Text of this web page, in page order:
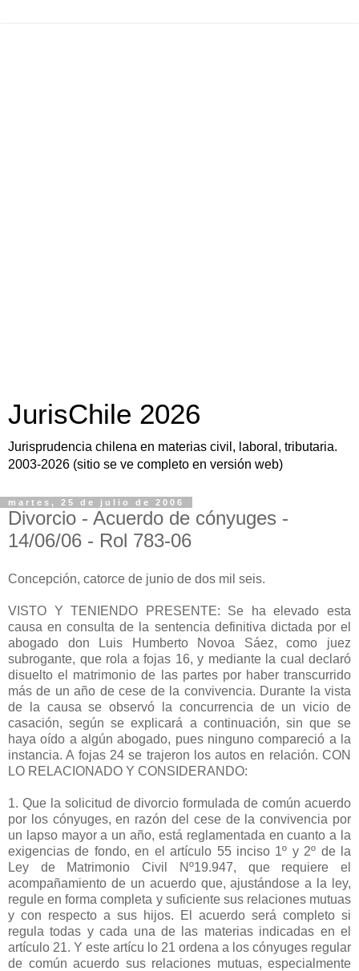
JurisChile 2026
Jurisprudencia chilena en materias civil, laboral, tributaria.
2003-2026 (sitio se ve completo en versión web)
martes, 25 de julio de 2006
Divorcio - Acuerdo de cónyuges -
14/06/06 - Rol 783-06
Concepción, catorce de junio de dos mil seis.
VISTO Y TENIENDO PRESENTE: Se ha elevado esta
causa en consulta de la sentencia definitiva dictada por el
abogado don Luis Humberto Novoa Sáez, como juez
subrogante, que rola a fojas 16, y mediante la cual declaró
disuelto el matrimonio de las partes por haber transcurrido
más de un año de cese de la convivencia. Durante la vista
de la causa se observó la concurrencia de un vicio de
casación, según se explicará a continuación, sin que se
haya oído a algún abogado, pues ninguno compareció a la
instancia. A fojas 24 se trajeron los autos en relación. CON
LO RELACIONADO Y CONSIDERANDO:
1. Que la solicitud de divorcio formulada de común acuerdo
por los cónyuges, en razón del cese de la convivencia por
un lapso mayor a un año, está reglamentada en cuanto a la
exigencias de fondo, en el artículo 55 inciso 1º y 2º de la
Ley de Matrimonio Civil Nº19.947, que requiere el
acompañamiento de un acuerdo que, ajustándose a la ley,
regule en forma completa y suficiente sus relaciones mutuas
y con respecto a sus hijos. El acuerdo será completo si
regula todas y cada una de las materias indicadas en el
artículo 21. Y este artícu lo 21 ordena a los cónyuges regular
de común acuerdo sus relaciones mutuas, especialmente